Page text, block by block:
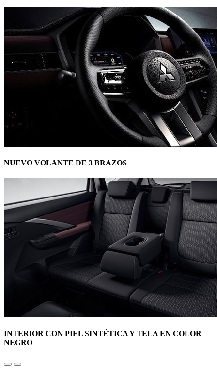
NUEVO VOLANTE DE 3 BRAZOS
INTERIOR CON PIEL SINTÉTICA Y TELA EN COLOR
NEGRO